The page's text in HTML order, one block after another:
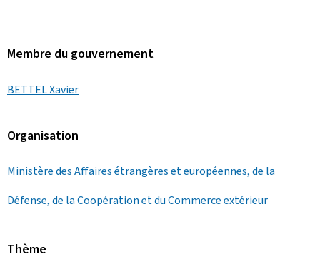
Membre du gouvernement
BETTEL Xavier
Organisation
Ministère des Affaires étrangères et européennes, de la
Défense, de la Coopération et du Commerce extérieur
Thème